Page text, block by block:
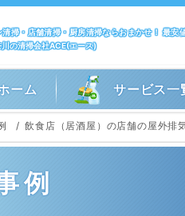
清掃・店舗清掃・厨房清掃ならおまかせ！ 最安
の清掃会社ACE(エース)
ーム サービス一
飲食店（居酒屋）の店舗の屋外排
例